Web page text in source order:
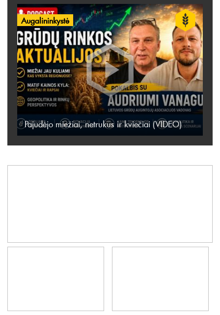
Augalininkystė
Pajudėjo miežiai, netrukus ir kviečiai (VIDEO)